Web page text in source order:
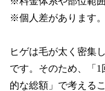
※個人差があります。
ヒゲは毛が太く密集
です。そのため、「
的な総額」で考える